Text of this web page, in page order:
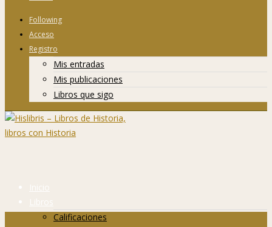
Following
Acceso
Registro
Mis entradas
Mis publicaciones
Libros que sigo
Inicio
Libros
Calificaciones